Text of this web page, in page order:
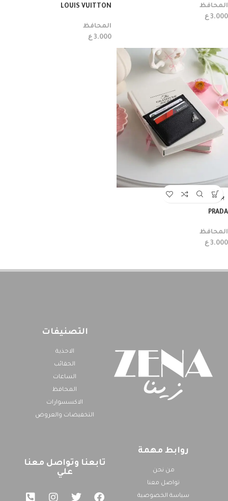
المحافظ
3.000 ع
LOUIS VUITTON
المحافظ
3.000 ع
بيعت
PRADA
المحافظ
3.000 ع
التصنيفات
الاحذية
الحقائب
الساعات
المحافظ
الاكسسوارات
التخفيضات والعروض
روابط مهمة
من نحن
تواصل معنا
سياسة الخصوصية
تابعنا وتواصل معنا
علي